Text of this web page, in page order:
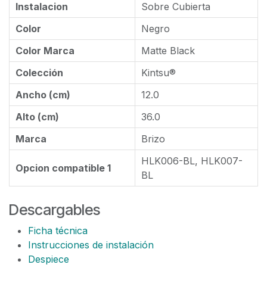
Instalacion
Sobre Cubierta
Color
Negro
Color Marca
Matte Black
Colección
Kintsu®
Ancho (cm)
12.0
Alto (cm)
36.0
Marca
Brizo
Opcion compatible 1
HLK006-BL, HLK007-
BL
Descargables
Ficha técnica
Instrucciones de instalación
Despiece